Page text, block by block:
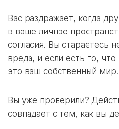
Вас раздражает, когда
в ваше личное
согласия. Вы стараетесь
вреда, и если есть то,
это ваш собственный мир.
Вы уже проверили?
совпадает с тем, как вы